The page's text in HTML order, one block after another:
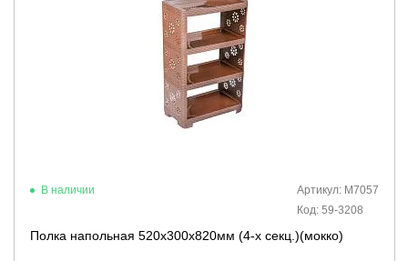
В наличии
Артикул: М7057
Код: 59-3208
Полка напольная 520х300х820мм (4-х секц.)(мокко)